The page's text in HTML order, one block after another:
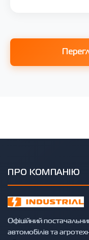
ПРО КОМПАНІЮ
Офіційний
автомобілів та